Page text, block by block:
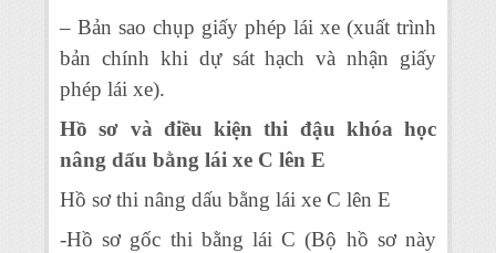
– Bản sao chụp giấy phép lái xe (xuất trình
bản chính khi dự sát hạch và nhận giấy
phép lái xe).
Hồ sơ và điều kiện thi đậu khóa học
nâng dấu bằng lái xe C lên E
Hồ sơ thi nâng dấu bằng lái xe C lên E
-Hồ sơ gốc thi bằng lái C (Bộ hồ sơ này